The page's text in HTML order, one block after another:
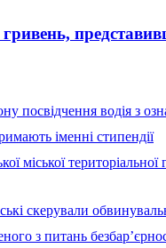
посвідчення водія з
іменні стипендії
міської
скерували
з питань